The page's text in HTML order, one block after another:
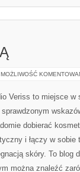
MOŻLIWOŚĆ
Veriss to miejsce w
sprawdzonym
dobierać
i łączy w sobie
skóry. To blog
można znaleźć